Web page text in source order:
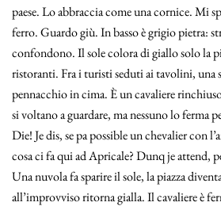
paese. Lo abbraccia come una cornice. Mi
ferro. Guardo giù. In basso è grigio pietra:
confondono. Il sole colora di giallo solo la
ristoranti. Fra i turisti seduti ai tavolini, una
pennacchio in cima. È un cavaliere
si voltano a guardare, ma nessuno lo ferma
Die! Je dis, se pa possible un chevalier con
cosa ci fa qui ad Apricale? Dunq je attend,
Una nuvola fa sparire il sole, la piazza
all’improvviso ritorna gialla. Il cavaliere è